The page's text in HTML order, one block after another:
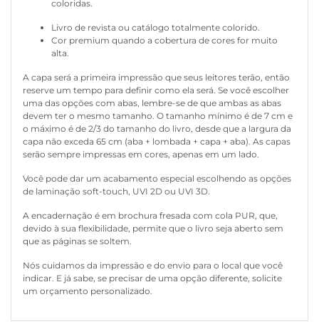
coloridas.
Livro de revista ou catálogo totalmente colorido.
Cor premium quando a cobertura de cores for muito
alta.
A capa será a primeira impressão que seus leitores terão, então
reserve um tempo para definir como ela será. Se você escolher
uma das opções com abas, lembre-se de que ambas as abas
devem ter o mesmo tamanho. O tamanho mínimo é de 7 cm e
o máximo é de 2/3 do tamanho do livro, desde que a largura da
capa não exceda 65 cm (aba + lombada + capa + aba). As capas
serão sempre impressas em cores, apenas em um lado.
Você pode dar um acabamento especial escolhendo as opções
de laminação soft-touch, UVI 2D ou UVI 3D.
A encadernação é em brochura fresada com cola PUR, que,
devido à sua flexibilidade, permite que o livro seja aberto sem
que as páginas se soltem.
Nós cuidamos da impressão e do envio para o local que você
indicar. E já sabe, se precisar de uma opção diferente, solicite
um orçamento personalizado.